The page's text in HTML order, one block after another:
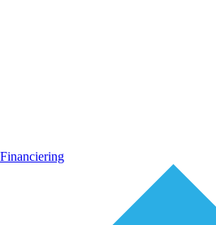
Financiering